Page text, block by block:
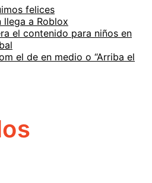
felices
llega a Roblox
el contenido para niños en
el de en medio o “Arriba el